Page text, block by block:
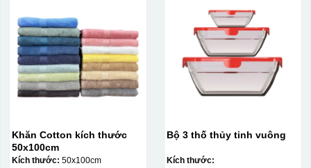
Khăn Cotton kích thước
50x100cm
Kích thước: 50x100cm
Bộ 3 thố thủy tinh vuông
Kích thước: